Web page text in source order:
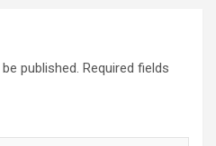
published. Required fields